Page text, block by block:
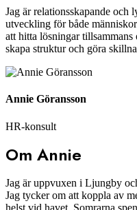
Jag är relationsskapande och
utveckling för både
att hitta lösningar
skapa struktur och göra
Annie Göransson
HR-konsult
Om Annie
Jag är uppvuxen i Ljungby
Jag tycker om att koppla av
helst vid havet. Somrarna